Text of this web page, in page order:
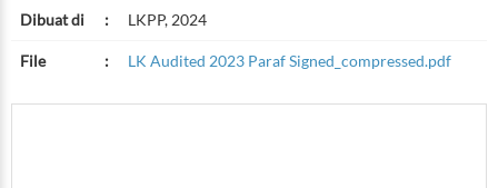
Dibuat di : LKPP, 2024
File : LK Audited 2023 Paraf Signed_compressed.pdf